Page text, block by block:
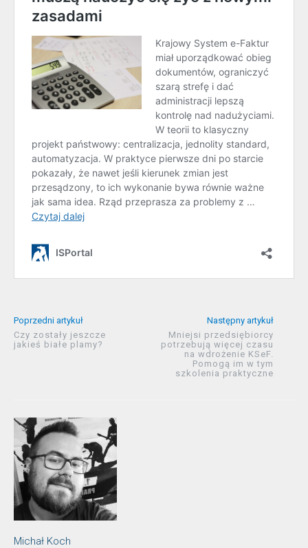
Poprzedni artykuł
Czy zostały jeszcze
jakieś białe plamy?
Następny artykuł
Mniejsi przedsiębiorcy
potrzebują więcej czasu
na wdrożenie KSeF.
Pomogą im w tym
szkolenia praktyczne
Michał Koch